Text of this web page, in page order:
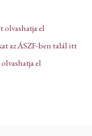
olvashatja el
az ÁSZF-ben talál itt
el